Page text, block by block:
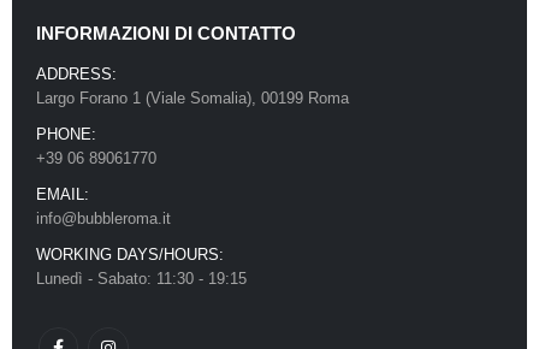
INFORMAZIONI DI CONTATTO
ADDRESS:
Largo Forano 1 (Viale Somalia), 00199 Roma
PHONE:
+39 06 89061770
EMAIL:
info@bubbleroma.it
WORKING DAYS/HOURS:
Lunedì - Sabato: 11:30 - 19:15